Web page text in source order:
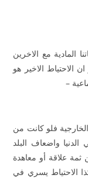
المادية مع الاخرين
الاحتياط الاخير هو
–
فلو كانت من
واضعاف البلد
ثمة علاقة أو معاهدة
الاحتياط يسري في